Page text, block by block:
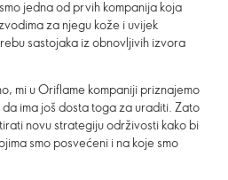
jedna od prvih kompanija koja
za njegu kože i uvijek
sastojaka iz obnovljivih izvora
mi u Oriflame kompaniji priznajemo
ima još dosta toga za uraditi. Zato
novu strategiju održivosti kako bi
smo posvećeni i na koje smo